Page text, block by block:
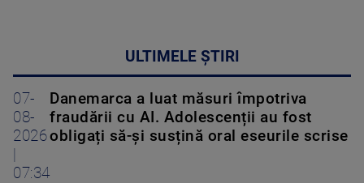
ULTIMELE ȘTIRI
07-
08-
2026
|
07:34
Danemarca a luat măsuri împotriva
fraudării cu AI. Adolescenții au fost
obligați să-și susțină oral eseurile scrise